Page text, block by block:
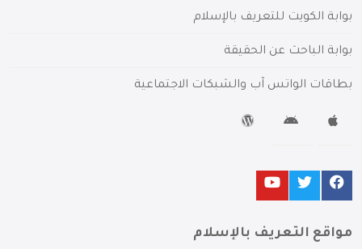
بوابة الكويت للتعريف بالإسلام
بوابة الباحث عن الحقيقة
بطاقات الواتس آب والشبكات الاجتماعية
مواقع التعريف بالإسلام